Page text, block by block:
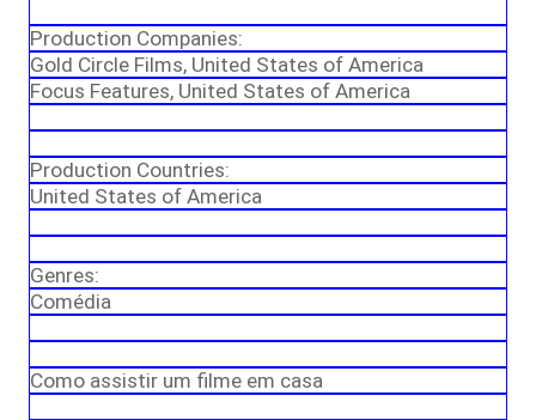
Production Companies:
Gold Circle Films, United States of America
Focus Features, United States of America
Production Countries:
United States of America
Genres:
Comédia
Como assistir um filme em casa